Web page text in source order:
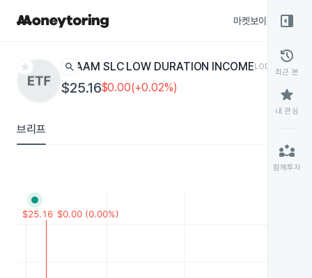
마켓보이스
star search AAM SLC LOW DURATION INCOMELODI ETF
$25.16$0.00(+0.02%)
브리프
right_panel_open
history
최근 본
star
내 관심
partner_exchange
함께투자